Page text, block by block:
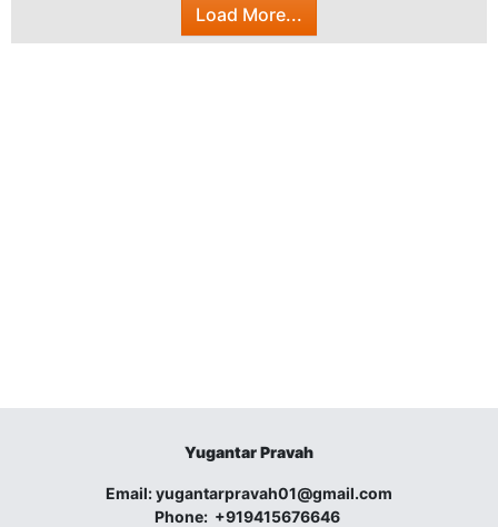
Load More...
Yugantar Pravah
Email:yugantarpravah01@gmail.com
Phone: +919415676646